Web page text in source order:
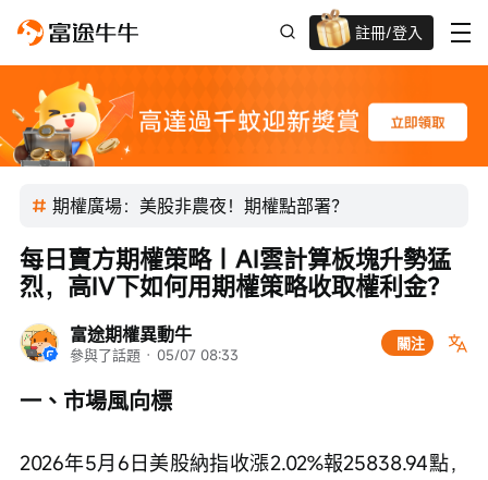
註冊/登入
迎新驚喜賞 股票/BTC等任你揀!
期權廣場：美股非農夜！期權點部署？
富途期權異動牛
參與了話題 · 05/07 08:33
關注
每日賣方期權策略｜AI雲計算板塊升勢猛
烈，高IV下如何用期權策略收取權利金？
一、市場風向標
2026年5月6日美股納指收漲2.02%報25838.94點，